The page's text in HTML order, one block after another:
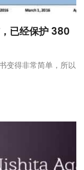
已经保护 380
变得非常简单，所以